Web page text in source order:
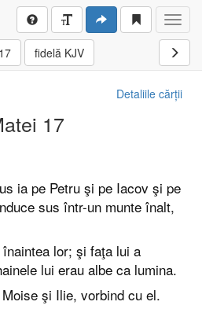
fidelă KJV
Detaliile cărții
17
ia pe Petru şi pe Iacov şi pe
sus într-un munte înalt,
lor; şi faţa lui a
lui erau albe ca lumina.
şi Ilie, vorbind cu el.